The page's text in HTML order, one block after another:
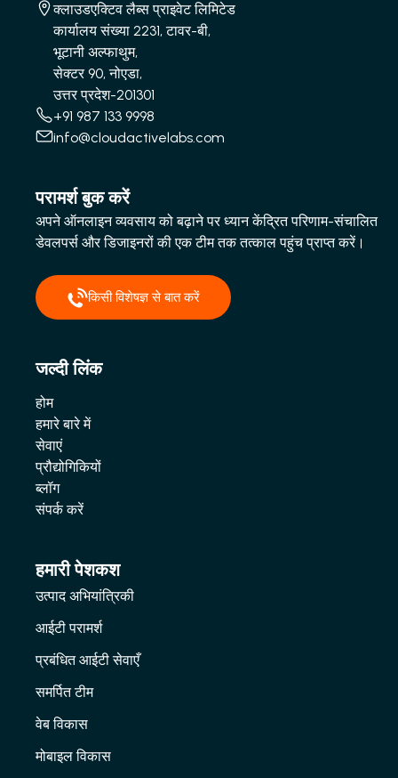
क्लाउडएक्टिव लैब्स प्राइवेट लिमिटेड
कार्यालय संख्या 2231, टावर-बी,
भूटानी अल्फाथुम,
सेक्टर 90, नोएडा,
उत्तर प्रदेश-201301
+91 987 133 9998
info@cloudactivelabs.com
परामर्श बुक करें
अपने ऑनलाइन व्यवसाय को बढ़ाने पर ध्यान केंद्रित परिणाम-संचालित
डेवलपर्स और डिजाइनरों की एक टीम तक तत्काल पहुंच प्राप्त करें।
किसी विशेषज्ञ से बात करें
जल्दी लिंक
होम
हमारे बारे में
सेवाएं
प्रौद्योगिकियों
ब्लॉग
संपर्क करें
हमारी पेशकश
उत्पाद अभियांत्रिकी
आईटी परामर्श
प्रबंधित आईटी सेवाएँ
समर्पित टीम
वेब विकास
मोबाइल विकास